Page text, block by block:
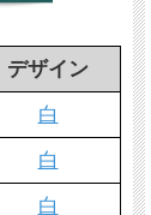
デザイン
白
白
白